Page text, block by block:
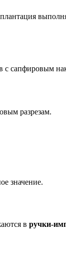
с сапфировым
разрезам.
значение.
вручки-